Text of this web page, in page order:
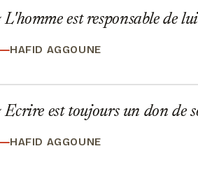
L'homme est responsable de
HAFID AGGOUNE
Ecrire est toujours un don de
HAFID AGGOUNE